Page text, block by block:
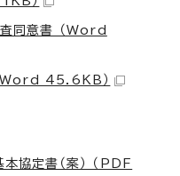
同意書 （Word
Word 45.6KB）
協定書（案） （PDF